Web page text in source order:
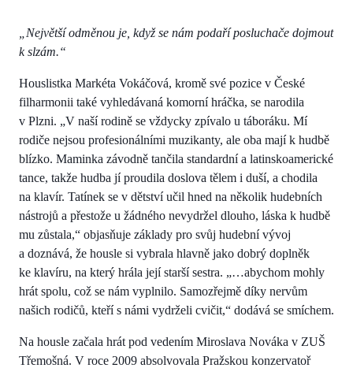
„Největší odměnou je, když se nám podaří posluchače dojmout
k slzám.“
Houslistka Markéta Vokáčová, kromě své pozice v České
filharmonii také vyhledávaná komorní hráčka, se narodila
v Plzni. „V naší rodině se vždycky zpívalo u táboráku. Mí
rodiče nejsou profesionálními muzikanty, ale oba mají k hudbě
blízko. Maminka závodně tančila standardní a latinskoamerické
tance, takže hudba jí proudila doslova tělem i duší, a chodila
na klavír. Tatínek se v dětství učil hned na několik hudebních
nástrojů a přestože u žádného nevydržel dlouho, láska k hudbě
mu zůstala,“ objasňuje základy pro svůj hudební vývoj
a doznává, že housle si vybrala hlavně jako dobrý doplněk
ke klavíru, na který hrála její starší sestra. „…abychom mohly
hrát spolu, což se nám vyplnilo. Samozřejmě díky nervům
našich rodičů, kteří s námi vydrželi cvičit,“ dodává se smíchem.
Na housle začala hrát pod vedením Miroslava Nováka v ZUŠ
Třemošná. V roce 2009 absolvovala Pražskou konzervatoř